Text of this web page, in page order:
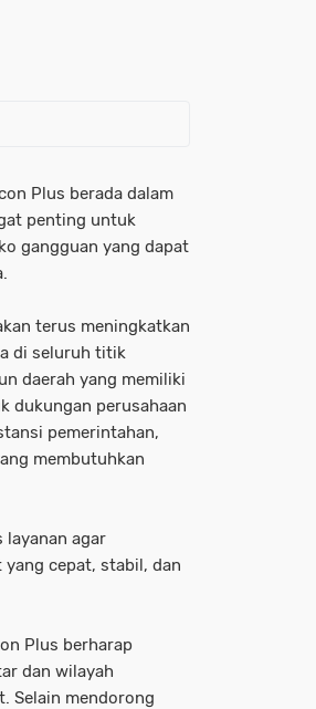
Plus berada dalam
penting untuk
gangguan yang dapat
terus meningkatkan
di seluruh titik
daerah yang memiliki
dukungan perusahaan
pemerintahan,
membutuhkan
layanan agar
cepat, stabil, dan
Plus berharap
dan wilayah
Selain mendorong